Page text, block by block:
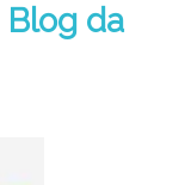
Blog da